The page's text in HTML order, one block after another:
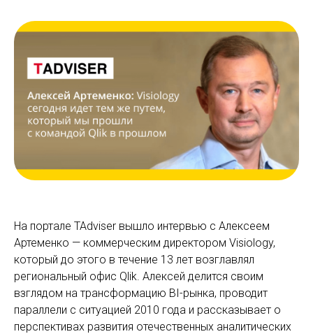
На портале TAdviser вышло интервью с Алексеем
Артеменко — коммерческим директором Visiology,
который до этого в течение 13 лет возглавлял
региональный офис Qlik. Алексей делится своим
взглядом на трансформацию BI-рынка, проводит
параллели с ситуацией 2010 года и рассказывает о
перспективах развития отечественных аналитических